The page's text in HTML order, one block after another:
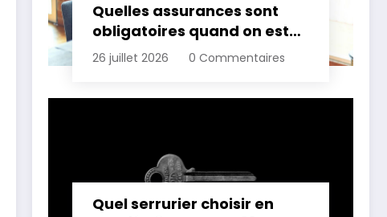
Quelles assurances sont
obligatoires quand on est
professionnel ?
26 juillet 2026 0 Commentaires
Quel serrurier choisir en